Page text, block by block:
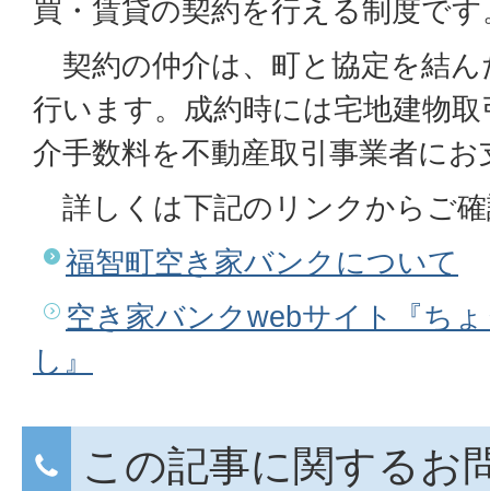
買・賃貸の契約を行える制度です
契約の仲介は、町と協定を結ん
行います。成約時には宅地建物
介手数料を不動産取引事業者に
詳しくは下記のリンクからご
福智町空き家バンクについて
空き家バンクwebサイト『ち
し』
この記事に関するお